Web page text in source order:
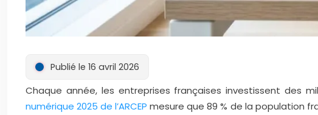
Publié le 16 avril 2026
Chaque année, les entreprises françaises investissent des
numérique 2025 de l’ARCEP mesure que89 % de la population